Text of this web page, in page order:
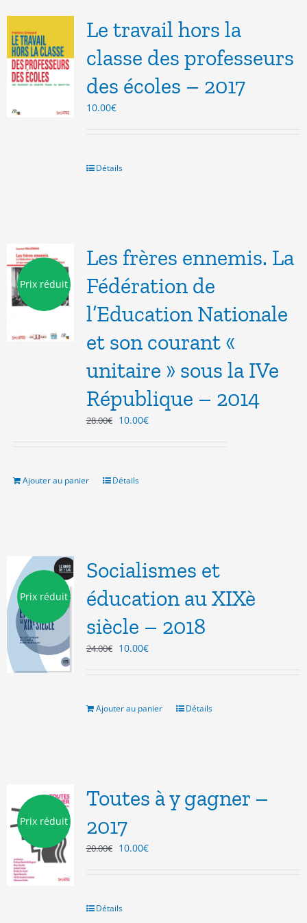
Le travail hors la
classe des professeurs
des écoles – 2017
10.00€
Détails
Prix réduit
Les frères ennemis. La
Fédération de
l’Education Nationale
et son courant «
unitaire » sous la IVe
République – 2014
28.00€ Le
28.00€.
10.00€Le
Ajouter au panier Détails
Prix réduit
Socialismes et
éducation au XIXè
siècle – 2018
24.00€ Le
24.00€.
10.00€Le
10.00€.
Ajouter au panier Détails
Prix réduit
Toutes à y gagner –
2017
20.00€ Le
20.00€.
10.00€Le
Détails